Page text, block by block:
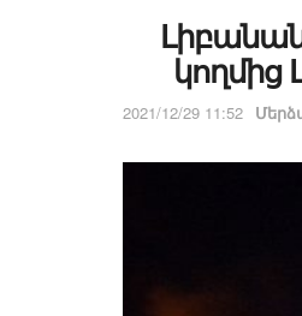
2021/12/29 11:52